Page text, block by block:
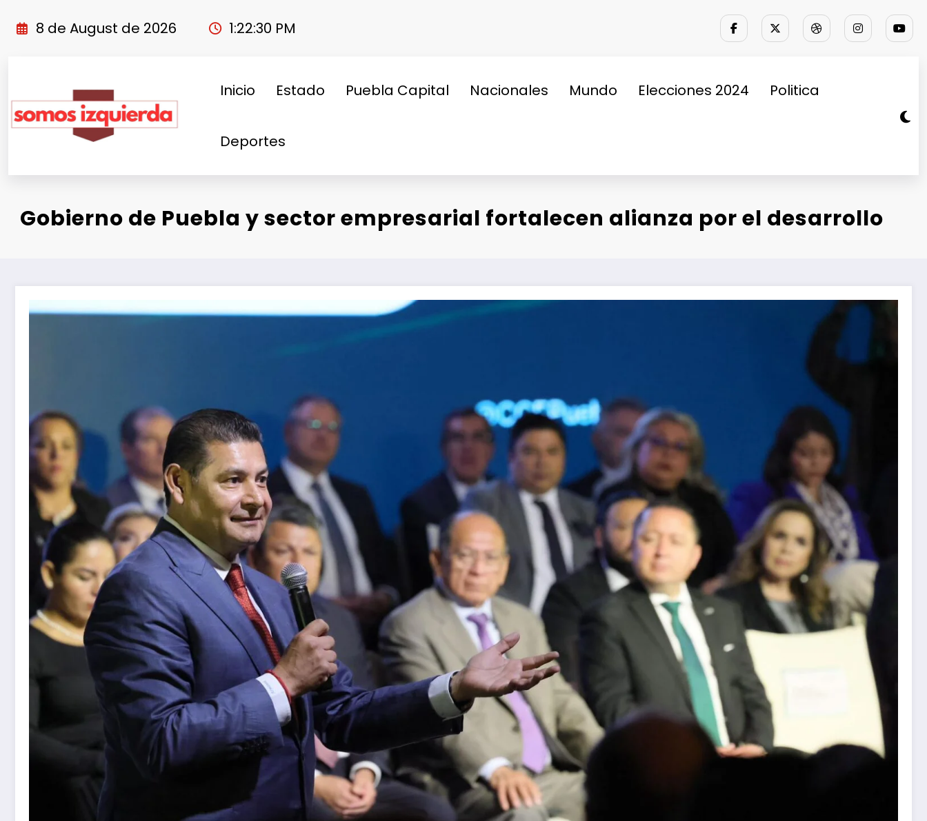
8 de August de 2026 1:22:31 PM
Inicio Estado Puebla Capital Nacionales Mundo Elecciones 2024 Politica
Deportes
Gobierno de Puebla y sector empresarial fortalecen alianza por el desarrollo